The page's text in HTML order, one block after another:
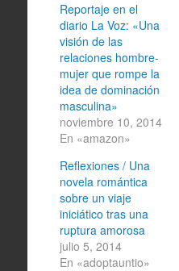
Reportaje en el
diario La Voz: «Una
visión de las
relaciones hombre-
mujer que rompe la
idea de dominación
masculina»
noviembre 10, 2014
En «amazon»
Reflexiones / Una
novela romántica
sobre un viaje
iniciático tras una
ruptura amorosa
julio 5, 2014
En «adoptauntio»